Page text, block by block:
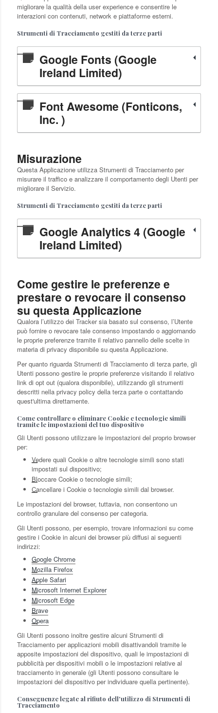
migliorare la qualità della user experience e consentire le
interazioni con contenuti, network e piattaforme esterni.
Strumenti di Tracciamento gestiti da terze parti
Google Fonts (Google
Ireland Limited)
Font Awesome (Fonticons,
Inc. )
Misurazione
Questa Applicazione utilizza Strumenti di Tracciamento per
misurare il traffico e analizzare il comportamento degli Utenti per
migliorare il Servizio.
Strumenti di Tracciamento gestiti da terze parti
Google Analytics 4 (Google
Ireland Limited)
Come gestire le preferenze e
prestare o revocare il consenso
su questa Applicazione
Qualora l’utilizzo dei Tracker sia basato sul consenso, l’Utente
può fornire o revocare tale consenso impostando o aggiornando
le proprie preferenze tramite il relativo pannello delle scelte in
materia di privacy disponibile su questa Applicazione.
Per quanto riguarda Strumenti di Tracciamento di terza parte, gli
Utenti possono gestire le proprie preferenze visitando il relativo
link di opt out (qualora disponibile), utilizzando gli strumenti
descritti nella privacy policy della terza parte o contattando
quest'ultima direttamente.
Come controllare o eliminare Cookie e tecnologie simili
tramite le impostazioni del tuo dispositivo
Gli Utenti possono utilizzare le impostazioni del proprio browser
per:
Vedere quali Cookie o altre tecnologie simili sono stati
impostati sul dispositivo;
Bloccare Cookie o tecnologie simili;
Cancellare i Cookie o tecnologie simili dal browser.
Le impostazioni del browser, tuttavia, non consentono un
controllo granulare del consenso per categoria.
Gli Utenti possono, per esempio, trovare informazioni su come
gestire i Cookie in alcuni dei browser più diffusi ai seguenti
indirizzi:
Google Chrome
Mozilla Firefox
Apple Safari
Microsoft Internet Explorer
Microsoft Edge
Brave
Opera
Gli Utenti possono inoltre gestire alcuni Strumenti di
Tracciamento per applicazioni mobili disattivandoli tramite le
apposite impostazioni del dispositivo, quali le impostazioni di
pubblicità per dispositivi mobili o le impostazioni relative al
tracciamento in generale (gli Utenti possono consultare le
impostazioni del dispositivo per individuare quella pertinente).
Conseguenze legate al rifiuto dell'utilizzo di Strumenti di
Tracciamento